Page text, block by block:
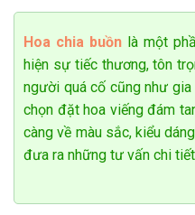
ngày đặc biệt
– Xemt thêm:
Shop hoa tươi hà nội đa
tốc
Shop hoa tươi tây hồ đặt
Shop hoa tươi Đống Đa –
Hoa chia buồn là một
hiện sự tiếc thương, tôn
người quá cố cũng như
chọn đặt hoa viếng đám
càng về màu sắc, kiểu
đưa ra những tư vấn chi